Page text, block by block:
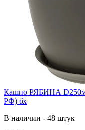
Кашпо РЯБИНА
РФ) бх
В наличии - 48 штук